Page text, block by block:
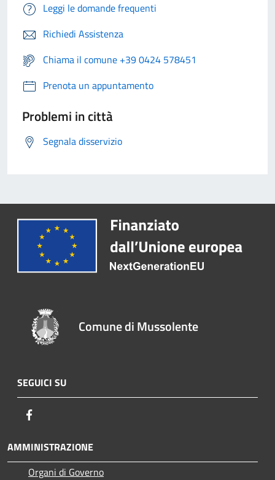
Leggi le domande frequenti
Richiedi Assistenza
Chiama il comune +39 0424 578451
Prenota un appuntamento
Problemi in città
Segnala disservizio
Comune di Mussolente
SEGUICI SU
AMMINISTRAZIONE
Organi di Governo